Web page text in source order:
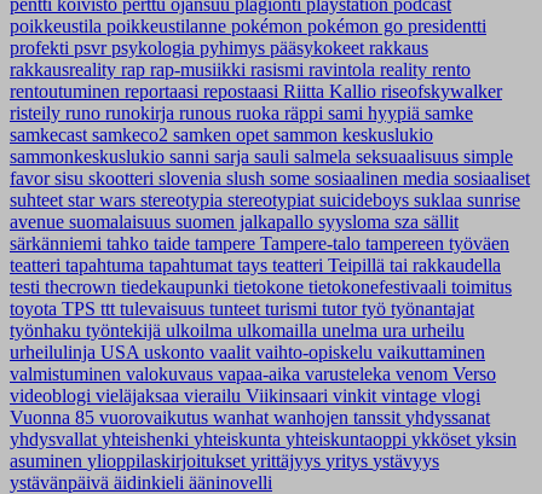
poikkeustila poikkeustilanne pokémon pokémon go presidentti
profekti psvrpsykologia pyhimys pääsykokeet rakkaus
rakkausreality rap rap-musiikki rasismi ravintola reality rento
rentoutuminen reportaasi repostaasi Riitta Kallio riseofskywalker
risteily runo runokirja runous ruoka räppi sami hyypiä samke
samkecast samkeco2 samken opet sammon keskuslukio
sammonkeskuslukio sanni sarja sauli salmela seksuaalisuus simple
favorsisu skootteri slovenia slush some sosiaalinen media sosiaaliset
suhteet star wars stereotypia stereotypiat suicideboys suklaa sunrise
avenue suomalaisuus suomen jalkapallo syysloma sza sällit
särkänniemi tahko taide tampere Tampere-talo tampereen työväen
teatteri tapahtuma tapahtumat tays teatteri Teipillä tai rakkaudella
testi thecrown tiedekaupunki tietokone tietokonefestivaali toimitus
toyota TPS ttt tulevaisuus tunteet turismi tutortyö työnantajat
työnhaku työntekijä ulkoilma ulkomailla unelma ura urheilu
urheilulinja USA uskonto vaalit vaihto-opiskelu vaikuttaminen
valmistuminen valokuvaus vapaa-aika varusteleka venom Verso
videoblogi vieläjaksaa vierailu Viikinsaari vinkit vintage vlogi
Vuonna 85 vuorovaikutus wanhat wanhojen tanssit yhdyssanat
yhdysvallat yhteishenki yhteiskunta yhteiskuntaoppi ykköset yksin
asuminen ylioppilaskirjoitukset yrittäjyys yritys ystävyys
ystävänpäivä äidinkieli ääninovelli